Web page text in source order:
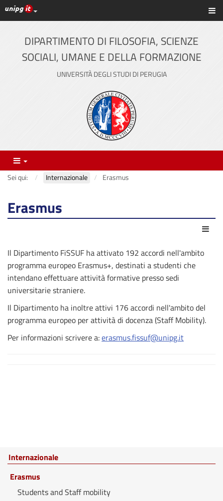
Vai
al
contenuto
principale
Link ai principali servizi web di Ateneo
DIPARTIMENTO DI FILOSOFIA, SCIENZE
SOCIALI, UMANE E DELLA FORMAZIONE
UNIVERSITÀ DEGLI STUDI DI PERUGIA
Menu
Sei qui: Internazionale Erasmus
Erasmus
Il Dipartimento FiSSUF ha attivato 192 accordi nell'ambito
programma europeo Erasmus+, destinati a studenti che
intendano effettuare attività formative presso sedi
universitarie straniere.
Il Dipartimento ha inoltre attivi 176 accordi nell'ambito del
programma europeo per attività di docenza (Staff Mobility).
Per informazioni scrivere a:erasmus.fissuf@unipg.it
Internazionale
Erasmus
Students and Staff mobility